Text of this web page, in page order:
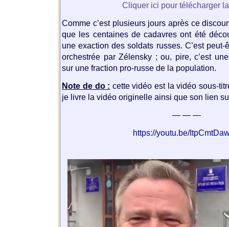
Cliquer ici pour télécharger
Comme c’est plusieurs jours après ce
que les centaines de cadavres ont été
une exaction des soldats russes. C’est
orchestrée par Zélensky ; ou, pire, c’est
sur une fraction pro-russe de la population.
Note de do : cette vidéo est la vidéo sous-
je livre la vidéo originelle ainsi que son lien
— — —
https://youtu.be/